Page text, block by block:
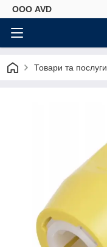
ООО AVD
Товари та послуги